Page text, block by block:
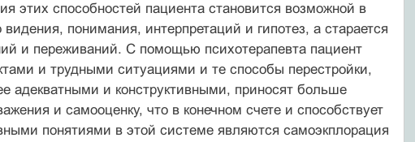
этих способностей пациента становится возможной в
понимания, интерпретаций и гипотез, а старается
и переживаний. С помощью психотерапевта пациент
и трудными ситуациями и те способы перестройки,
адекватными и конструктивными, приносят больше
и самооценку, что в конечном счете и способствует
понятиями в этой системе являются самоэкплорация